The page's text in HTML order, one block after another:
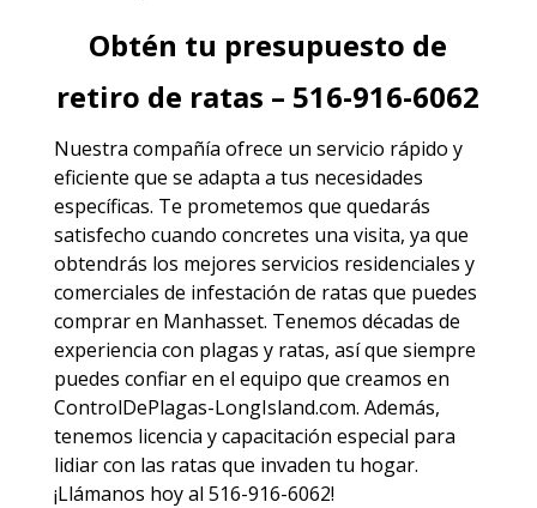
Obtén tu presupuesto de
retiro de ratas – 516-916-6062
Nuestra compañía ofrece un servicio rápido y
eficiente que se adapta a tus necesidades
específicas. Te prometemos que quedarás
satisfecho cuando concretes una visita, ya que
obtendrás los mejores servicios residenciales y
comerciales de infestación de ratas que puedes
comprar en Manhasset. Tenemos décadas de
experiencia con plagas y ratas, así que siempre
puedes confiar en el equipo que creamos en
ControlDePlagas-LongIsland.com. Además,
tenemos licencia y capacitación especial para
lidiar con las ratas que invaden tu hogar.
¡Llámanos hoy al 516-916-6062!